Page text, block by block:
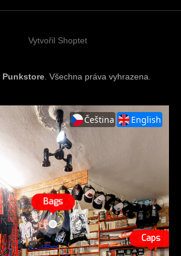
Vytvořil Shoptet
Punkstore . Všechna práva vyhrazena.